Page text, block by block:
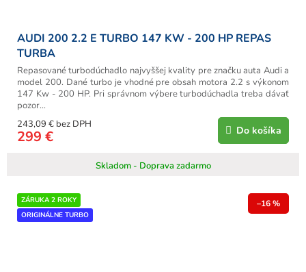
AUDI 200 2.2 E TURBO 147 KW - 200 HP REPAS
TURBA
Skladom - Doprava zadarmo
243,09 € bez DPH
299 € Do košíka
Repasované turbodúchadlo najvyššej kvality pre značku auta Audi a
model 200. Dané turbo je vhodné pre obsah motora 2.2 s výkonom
147 Kw - 200 HP. Pri správnom výbere turbodúchadla treba dávať
pozor...
ZÁRUKA 2 ROKY
ORIGINÁLNE TURBO
–16 %